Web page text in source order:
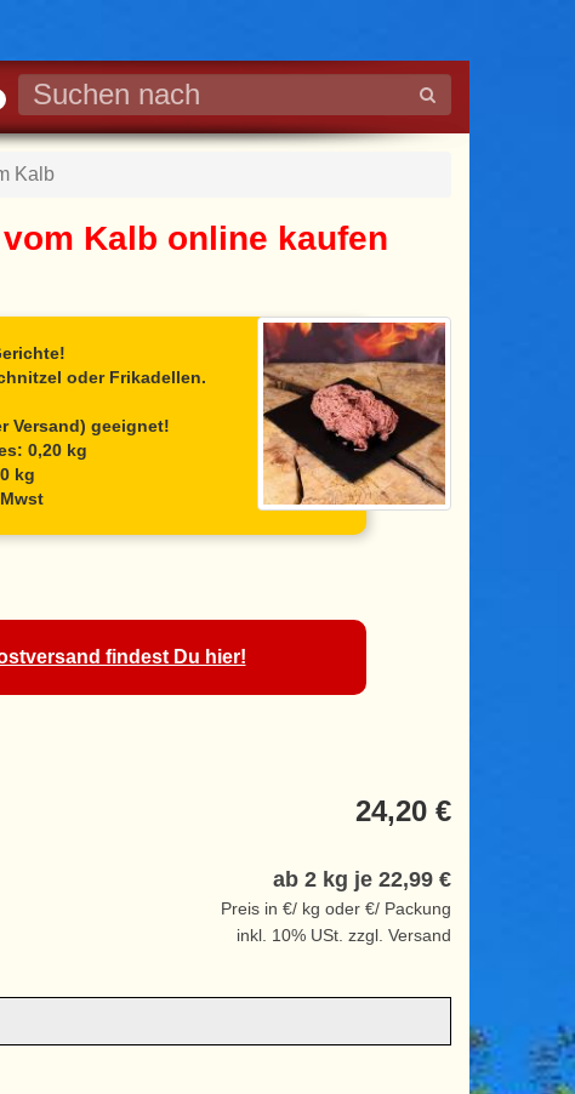
Kalb
Kalb online kaufen
oder Frikadellen.
Versand) geeignet!
: 0,20 kg
kg
findest Du hier!
24,20 €
ab 2 kg je 22,99 €
Preis in €/ kg oder €/ Packung
inkl. 10% USt. zzgl. Versand